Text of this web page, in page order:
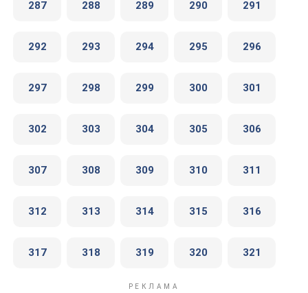
287 288 289 290 291
292 293 294 295 296
297 298 299 300 301
302 303 304 305 306
307 308 309 310 311
312 313 314 315 316
317 318 319 320 321